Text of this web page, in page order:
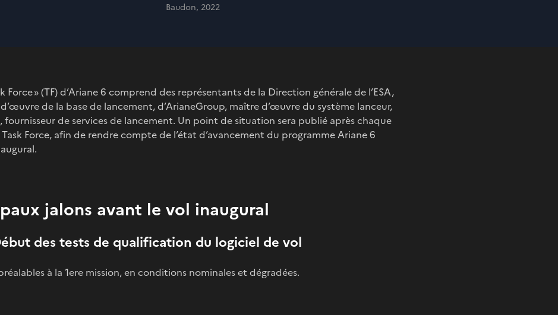
Baudon, 2022
Force » (TF) d’Ariane 6 comprend des représentants de la Direction générale de l’ESA,
de la base de lancement, d’ArianeGroup, maître d’œuvre du système lanceur,
fournisseur de services de lancement. Un point de situation sera publié après chaque
Force, afin de rendre compte de l’état d’avancement du programme Ariane 6
jalons avant le vol inaugural
des tests de qualification du logiciel de vol
à la 1ere mission, en conditions nominales et dégradées.